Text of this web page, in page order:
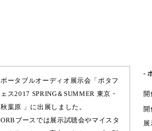
ポータブルオーディオ展示会「ポタフ
ェス2017 SPRING＆SUMMER 東京・
秋葉原 」に出展しました。
ORBブースでは展示試聴会やマイスタ
-
開
開